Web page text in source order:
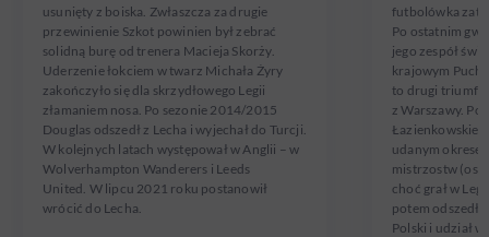
usunięty z boiska. Zwłaszcza za drugie
przewinienie Szkot powinien był zebrać
solidną burę od trenera Macieja Skorży.
Uderzenie łokciem w twarz Michała Żyry
zakończyło się dla skrzydłowego Legii
złamaniem nosa. Po sezonie 2014/2015
Douglas odszedł z Lecha i wyjechał do Turcji.
W kolejnych latach występował w Anglii – w
Wolverhampton Wanderers i Leeds
United. W lipcu 2021 roku postanowił
wrócić do Lecha.
futbolówka
Po ostatnim
jego zespół
krajowym
to drugi triumf
z Warszawy.
Łazienkowskiej
udanym
mistrzostw
choć grał w
potem odszedł
Polski i udział